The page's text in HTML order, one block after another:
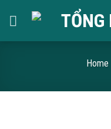
Home